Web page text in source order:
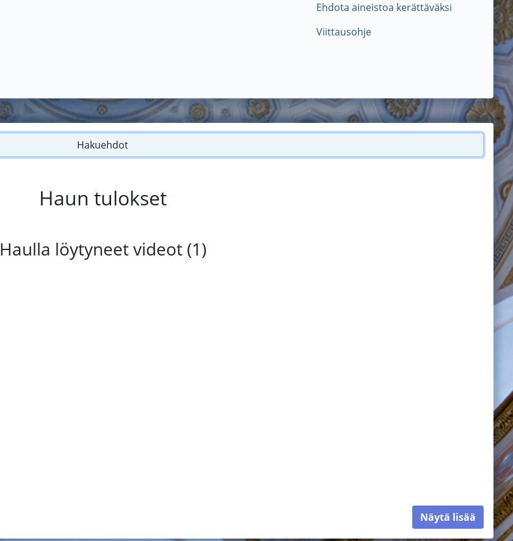
Ehdota aineistoa kerättäväksi
Viittausohje
Hakuehdot
Haun tulokset
Haulla löytyneet videot (1)
Näytä lisää